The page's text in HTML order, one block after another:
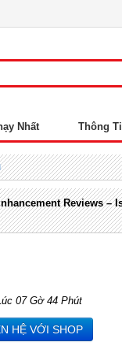
Nhất Thông
Reviews –
07 Gờ 44 Phút
HỆ VỚI SHOP